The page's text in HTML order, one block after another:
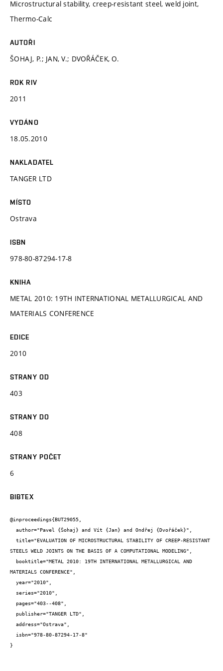
Microstructural stability, creep-resistant steel, weld joint,
Thermo-Calc
AUTOŘI
ŠOHAJ, P.; JAN, V.; DVOŘÁČEK, O.
ROK RIV
2011
VYDÁNO
18.05.2010
NAKLADATEL
TANGER LTD
MÍSTO
Ostrava
ISBN
978-80-87294-17-8
KNIHA
METAL 2010: 19TH INTERNATIONAL METALLURGICAL AND
MATERIALS CONFERENCE
EDICE
2010
STRANY OD
403
STRANY DO
408
STRANY POČET
6
BIBTEX
@inproceedings{BUT29055,
STEELS WELD JOINTS ON THE BASIS OF A COMPUTATIONAL MODELING",
MATERIALS CONFERENCE",
}